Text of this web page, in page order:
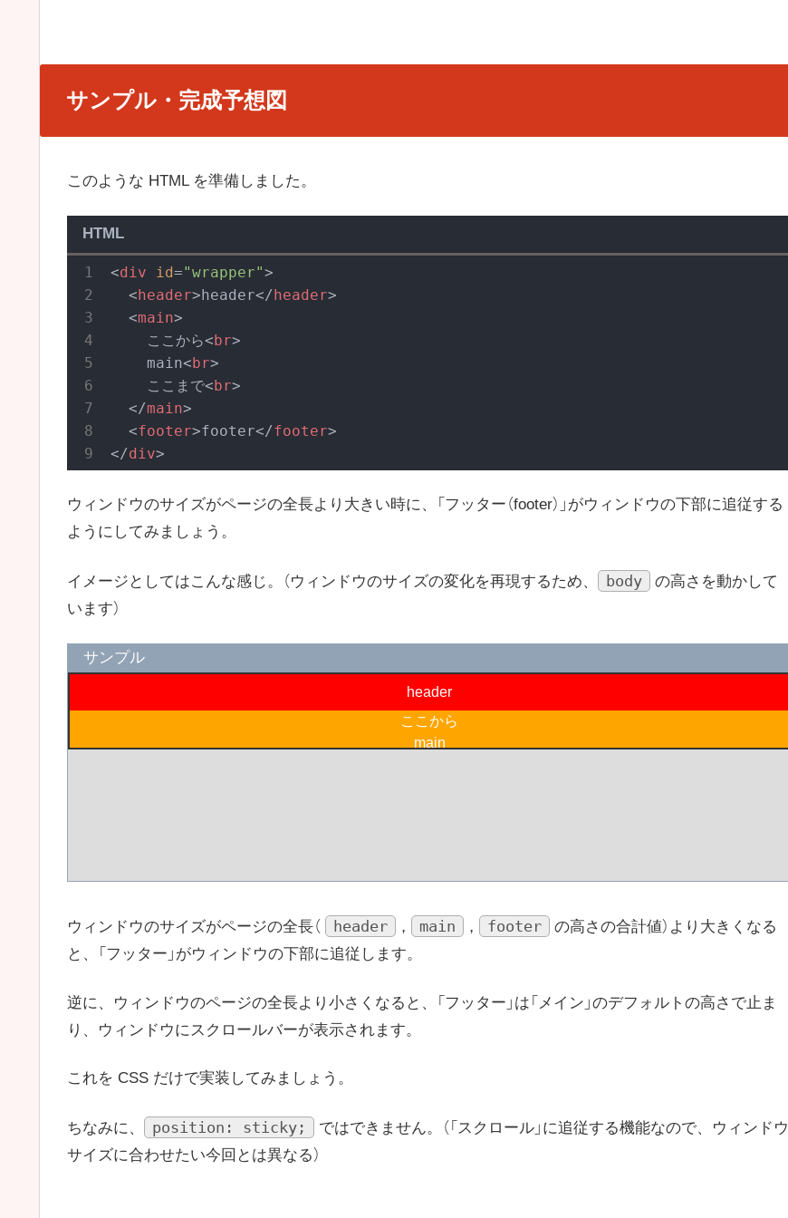
サンプル・完成予想図
このような HTML を準備しました。
HTML
<div id="wrapper">
<header>header</header>
<main>
    ここから
<br>
    main
<br>
    ここまで
<br>
</main>
<footer>footer</footer>
</div>
ウィンドウのサイズがページの全長より大きい時に、「フッター（footer）」がウィンドウの下部に追従する
ようにしてみましょう。
イメージとしてはこんな感じ。（ウィンドウのサイズの変化を再現するため、 body
の高さを動かして
います）
サンプル
ウィンドウのサイズがページの全長（ header ， main ， footer
の高さの合計値）より大きくなる
と、「フッター」がウィンドウの下部に追従します。
逆に、ウィンドウのページの全長より小さくなると、「フッター」は「メイン」のデフォルトの高さで止ま
り、ウィンドウにスクロールバーが表示されます。
これを CSS だけで実装してみましょう。
ちなみに、 position: sticky;
ではできません。（「スクロール」に追従する機能なので、ウィンドウ
サイズに合わせたい今回とは異なる）